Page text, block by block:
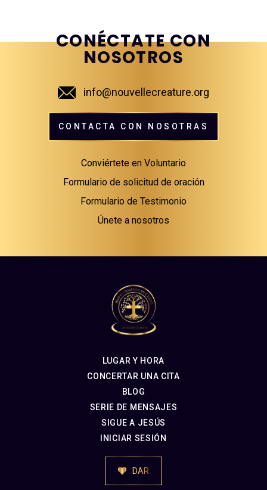
CONÉCTATE CON
NOSOTROS
info@nouvellecreature.org
CONTACTA CON NOSOTRAS
Conviértete en Voluntario
Formulario de solicitud de oración
Formulario de Testimonio
Únete a nosotros
LUGAR Y HORA
CONCERTAR UNA CITA
BLOG
SERIE DE MENSAJES
SIGUE A JESÚS
INICIAR SESIÓN
DAR